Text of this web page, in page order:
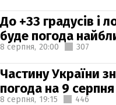
До +33 градусів і
буде погода
8 серпня, 20:00 307
Частину України
погода на 9 серпня
8 серпня, 19:15 446